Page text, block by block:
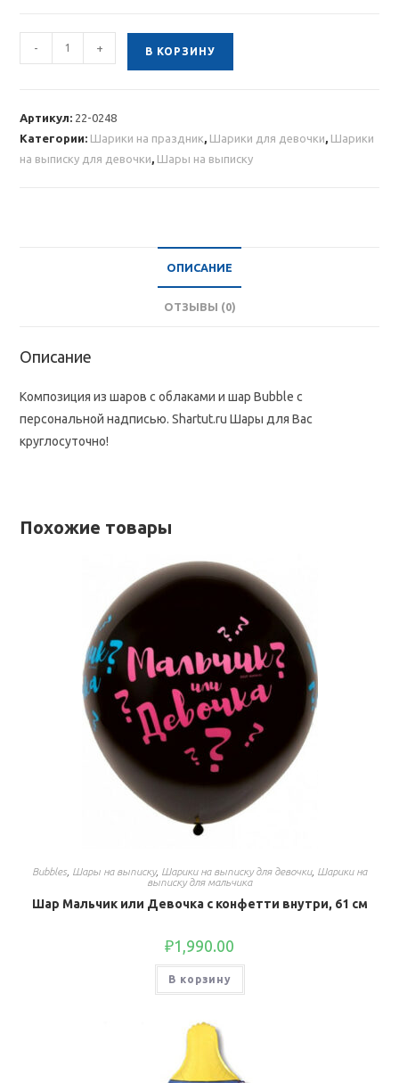
Количество
товара
- + В КОРЗИНУ
Артикул: 22-0248
Категории: Шарики на праздник Шарики для девочки Шарики
на выписку для девочки Шары на выписку
ОПИСАНИЕ
ОТЗЫВЫ (0)
Описание
Композиция из шаров с облаками и шар Bubble с
персональной надписью. Shartut.ru Шары для Вас
круглосуточно!
Похожие товары
Bubbles Шары на выписку, Шарики на выписку для девочки, Шарики на
выписку для мальчика
Шар Мальчик или Девочка с конфетти внутри, 61 см
₽1,990.00
В корзину